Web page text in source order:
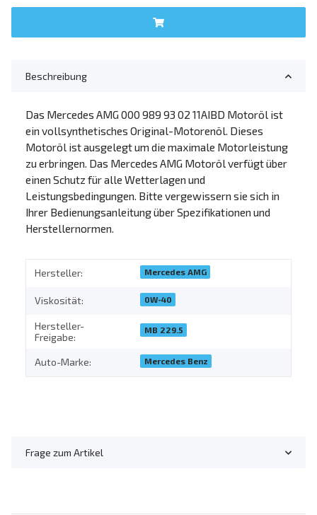
Beschreibung
Das Mercedes AMG 000 989 93 02 11AIBD Motoröl ist
ein vollsynthetisches Original-Motorenöl. Dieses
Motoröl ist ausgelegt um die maximale Motorleistung
zu erbringen. Das Mercedes AMG Motoröl verfügt über
einen Schutz für alle Wetterlagen und
Leistungsbedingungen. Bitte vergewissern sie sich in
Ihrer Bedienungsanleitung über Spezifikationen und
Herstellernormen.
Hersteller: Mercedes AMG
Viskosität: 0W-40
Hersteller-
Freigabe:
MB 229.5
Auto-Marke: Mercedes Benz
Frage zum Artikel